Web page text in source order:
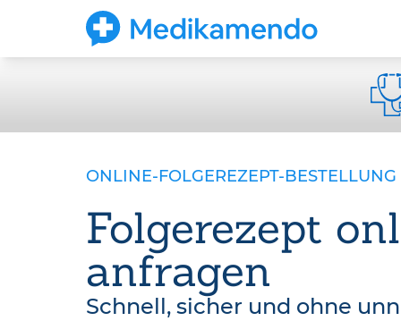
ONLINE-FOLGEREZEPT-BESTELLUNG
Folgerezept
anfragen
Schnell, sicher und ohne